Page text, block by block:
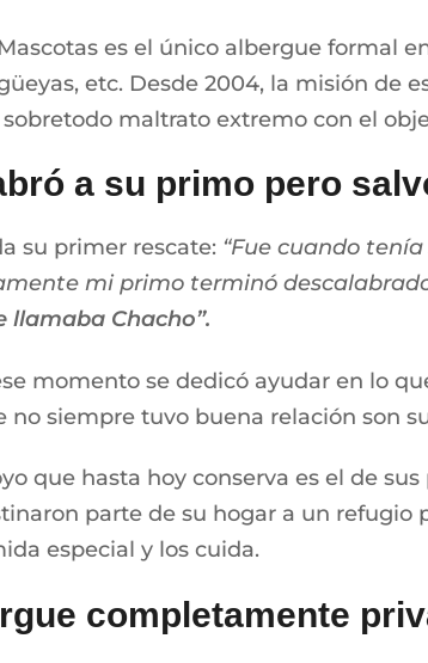
es el único albergue formal
etc. Desde 2004, la misión de
maltrato extremo con el
a su primo pero
su primer rescate: “Fue cuando
mi primo terminó
llamaba Chacho”.
momento se dedicó ayudar en lo
no siempre tuvo buena relación son
que hasta hoy conserva es el de
parte de su hogar a un refugio
especial y los cuida.
completamente